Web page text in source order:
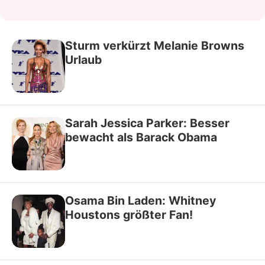
Sturm verkürzt Melanie Browns
Urlaub
Sarah Jessica Parker: Besser
bewacht als Barack Obama
Osama Bin Laden: Whitney
Houstons größter Fan!